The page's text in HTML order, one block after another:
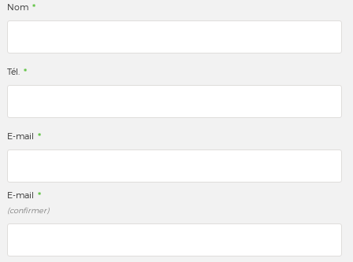
Nom *
Tél. *
E-mail *
E-mail *
(confirmer)